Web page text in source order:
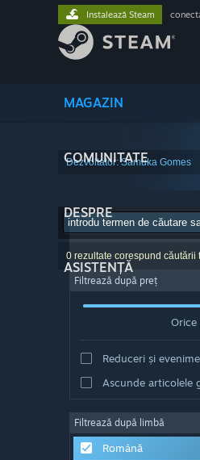
MAGAZIN
COMUNITATE
DESPRE
ASISTENȚĂ
Instalează Steam
Dezvoltator: Samuka Gomes
0 rezultate corespund căutării
Filtrează după preț
Orice
Reduceri și
Ascunde articolele
Filtrează după limbă
Română